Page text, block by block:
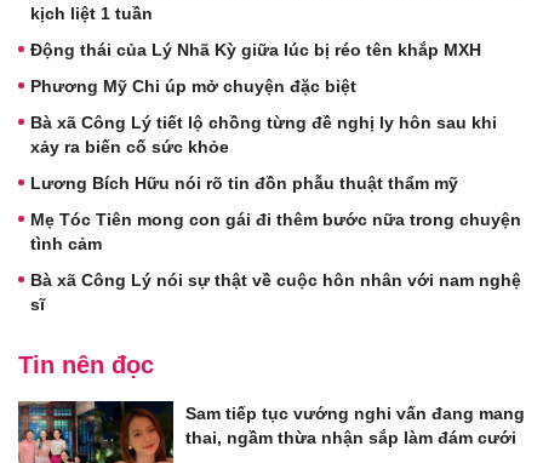
kịch liệt 1 tuần
Động thái của Lý Nhã Kỳ giữa lúc bị réo tên khắp MXH
Phương Mỹ Chi úp mở chuyện đặc biệt
Bà xã Công Lý tiết lộ chồng từng đề nghị ly hôn sau khi
xảy ra biến cố sức khỏe
Lương Bích Hữu nói rõ tin đồn phẫu thuật thẩm mỹ
Mẹ Tóc Tiên mong con gái đi thêm bước nữa trong chuyện
tình cảm
Bà xã Công Lý nói sự thật về cuộc hôn nhân với nam nghệ
sĩ
Tin nên đọc
Sam tiếp tục vướng nghi vấn đang mang
thai, ngầm thừa nhận sắp làm đám cưới